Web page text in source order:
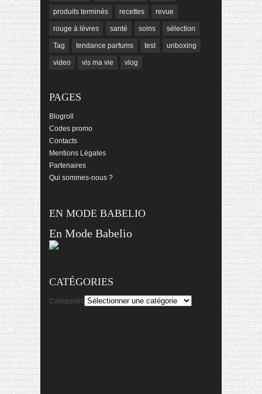
produits terminés recettes revue
rouge à lèvres santé soins sélection
Tag tendance parfums test unboxing
video vis ma vie vlog
PAGES
Blogroll
Codes promo
Contacts
Mentions Légales
Partenaires
Qui sommes-nous ?
EN MODE BABELIO
En Mode Babelio
CATÉGORIES
Catégories